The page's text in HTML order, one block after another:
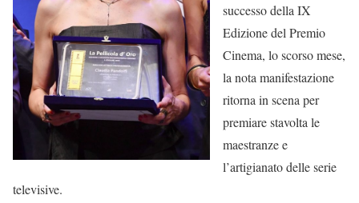
successo della IX
Edizione del Premio
Cinema, lo scorso mese,
la nota manifestazione
ritorna in scena per
premiare stavolta le
maestranze e
l’artigianato delle serie
televisive.